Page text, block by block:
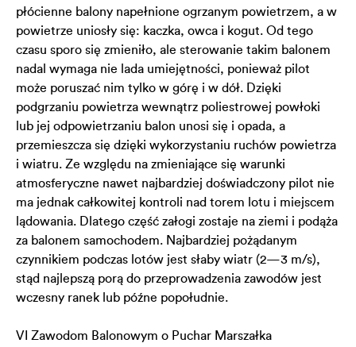
płócienne balony napełnione ogrzanym powietrzem, a w
powietrze uniosły się: kaczka, owca i kogut. Od tego
czasu sporo się zmieniło, ale sterowanie takim balonem
nadal wymaga nie lada umiejętności, ponieważ pilot
może poruszać nim tylko w górę i w dół. Dzięki
podgrzaniu powietrza wewnątrz poliestrowej powłoki
lub jej odpowietrzaniu balon unosi się i opada, a
przemieszcza się dzięki wykorzystaniu ruchów powietrza
i wiatru. Ze względu na zmieniające się warunki
atmosferyczne nawet najbardziej doświadczony pilot nie
ma jednak całkowitej kontroli nad torem lotu i miejscem
lądowania. Dlatego część załogi zostaje na ziemi i podąża
za balonem samochodem. Najbardziej pożądanym
czynnikiem podczas lotów jest słaby wiatr (2—3 m/s),
stąd najlepszą porą do przeprowadzenia zawodów jest
wczesny ranek lub późne popołudnie.
VI Zawodom Balonowym o Puchar Marszałka